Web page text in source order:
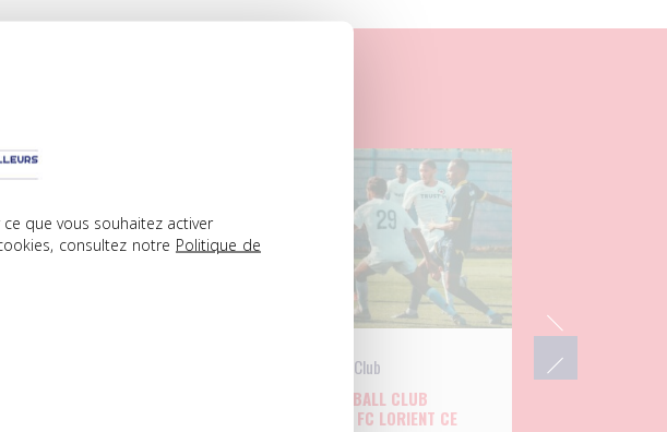
que vous souhaitez activer
consultez notre Politique de
UNFP Football Club
L’UNFP FOOTBALL CLUB
AFFRONTE LE FC LORIENT CE